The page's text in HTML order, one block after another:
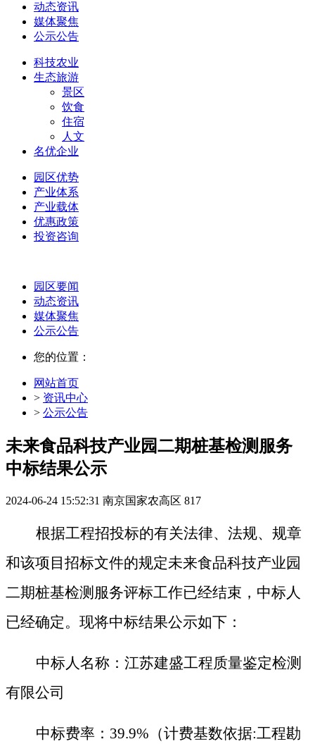
动态资讯
媒体聚焦
公示公告
科技农业
生态旅游
景区
饮食
住宿
人文
名优企业
园区优势
产业体系
产业载体
优惠政策
投资咨询
园区要闻
动态资讯
媒体聚焦
公示公告
您的位置：
网站首页
> 资讯中心
> 公示公告
未来食品科技产业园二期桩基检测服务
中标结果公示
2024-06-24 15:52:31 南京国家农高区 817
根据工程招投标的有关法律、法规、规章
和该项目招标文件的规定未来食品科技产业园
二期桩基检测服务评标工作已经结束，中标人
已经确定。现将中标结果公示如下：
中标人名称： 江苏建盛工程质量鉴定检测
有限公司
中标费率 ： 39.9%（计费基数依据:工程勘